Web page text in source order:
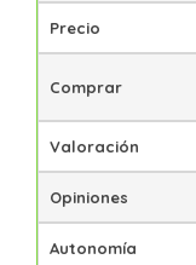
Precio
Comprar
Valoración
Opiniones
Autonomía